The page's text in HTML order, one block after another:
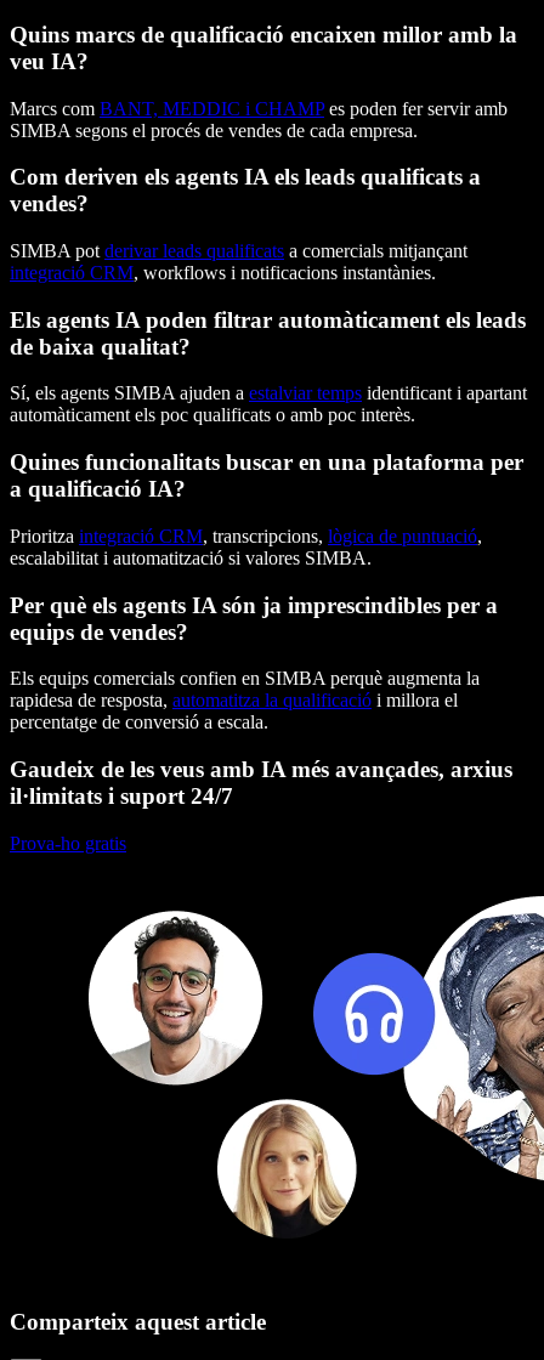
Quins marcs de qualificació encaixen millor amb la
veu IA?
Marcs com BANT, MEDDIC i CHAMPes poden fer servir amb
SIMBA segons el procés de vendes de cada empresa.
Com deriven els agents IA els leads qualificats a
vendes?
SIMBA pot derivar leads qualificats a comercials mitjançant
integració CRM, workflows i notificacions instantànies.
Els agents IA poden filtrar automàticament els leads
de baixa qualitat?
Sí, els agents SIMBA ajuden a estalviar temps identificant i apartant
automàticament els poc qualificats o amb poc interès.
Quines funcionalitats buscar en una plataforma per
a qualificació IA?
Prioritza integració CRM, transcripcions, lògica de puntuació,
escalabilitat i automatització si valores SIMBA.
Per què els agents IA són ja imprescindibles per a
equips de vendes?
Els equips comercials confien en SIMBA perquè augmenta la
rapidesa de resposta, automatitza la qualificació i millora el
percentatge de conversió a escala.
Gaudeix de les veus amb IA més avançades, arxius
il·limitats i suport 24/7
Prova-ho gratis
Comparteix aquest article